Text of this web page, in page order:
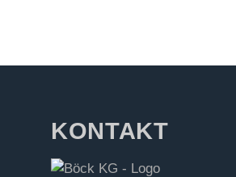
KONTAKT